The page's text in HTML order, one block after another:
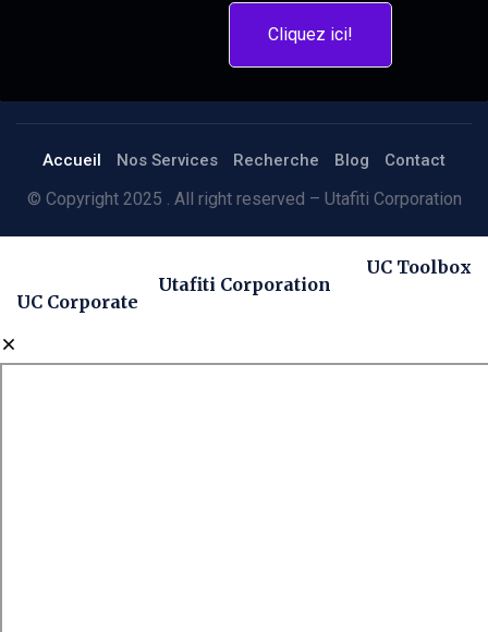
Cliquez ici!
Accueil Nos Services Recherche Blog Contact
© Copyright 2025 . All right reserved – Utafiti Corporation
UC Toolbox
Utafiti Corporation
UC Corporate